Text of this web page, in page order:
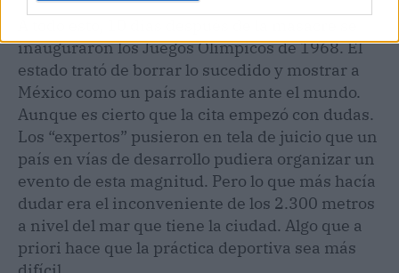
inauguraron los Juegos Olímpicos de 1968. El
estado trató de borrar lo sucedido y mostrar a
México como un país radiante ante el mundo.
Aunque es cierto que la cita empezó con dudas.
Los “expertos” pusieron en tela de juicio que un
país en vías de desarrollo pudiera organizar un
evento de esta magnitud. Pero lo que más hacía
dudar era el inconveniente de los 2.300 metros
a nivel del mar que tiene la ciudad. Algo que a
priori hace que la práctica deportiva sea más